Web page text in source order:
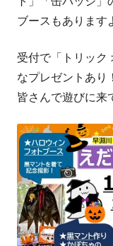
ブースもあります
受付で「トリック
なプレゼントあり
皆さんで遊びに来